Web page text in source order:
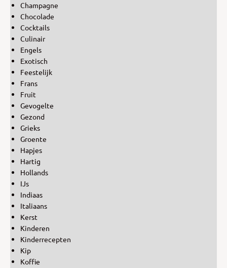
Champagne
Chocolade
Cocktails
Culinair
Engels
Exotisch
Feestelijk
Frans
Fruit
Gevogelte
Gezond
Grieks
Groente
Hapjes
Hartig
Hollands
IJs
Indiaas
Italiaans
Kerst
Kinderen
Kinderrecepten
Kip
Koffie